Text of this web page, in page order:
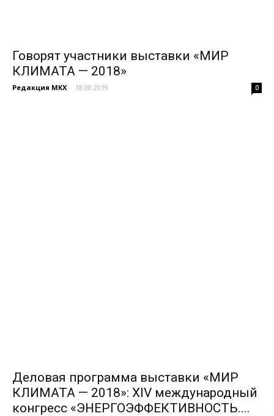
Говорят участники выставки «МИР
КЛИМАТА — 2018»
Редакция МКХ - 18.08.2019 0
Деловая программа выставки «МИР
КЛИМАТА — 2018»: XIV международный
конгресс «ЭНЕРГОЭФФЕКТИВНОСТЬ....